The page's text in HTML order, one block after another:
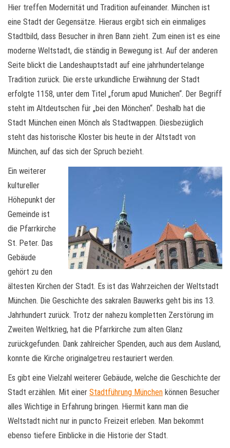
Hier treffen Modernität und Tradition aufeinander. München ist
eine Stadt der Gegensätze. Hieraus ergibt sich ein einmaliges
Stadtbild, dass Besucher in ihren Bann zieht. Zum einen ist es eine
moderne Weltstadt, die ständig in Bewegung ist. Auf der anderen
Seite blickt die Landeshauptstadt auf eine jahrhundertelange
Tradition zurück. Die erste urkundliche Erwähnung der Stadt
erfolgte 1158, unter dem Titel „forum apud Munichen“. Der Begriff
steht im Altdeutschen für „bei den Mönchen“. Deshalb hat die
Stadt München einen Mönch als Stadtwappen. Diesbezüglich
steht das historische Kloster bis heute in der Altstadt von
München, auf das sich der Spruch bezieht.
Ein weiterer
kultureller
Höhepunkt der
Gemeinde ist
die Pfarrkirche
St. Peter. Das
Gebäude
gehört zu den
ältesten Kirchen der Stadt. Es ist das Wahrzeichen der Weltstadt
München. Die Geschichte des sakralen Bauwerks geht bis ins 13.
Jahrhundert zurück. Trotz der nahezu kompletten Zerstörung im
Zweiten Weltkrieg, hat die Pfarrkirche zum alten Glanz
zurückgefunden. Dank zahlreicher Spenden, auch aus dem Ausland,
konnte die Kirche originalgetreu restauriert werden.
Es gibt eine Vielzahl weiterer Gebäude, welche die Geschichte der
Stadt erzählen. Mit einer Stadtführung München können Besucher
alles Wichtige in Erfahrung bringen. Hiermit kann man die
Weltstadt nicht nur in puncto Freizeit erleben. Man bekommt
ebenso tiefere Einblicke in die Historie der Stadt.